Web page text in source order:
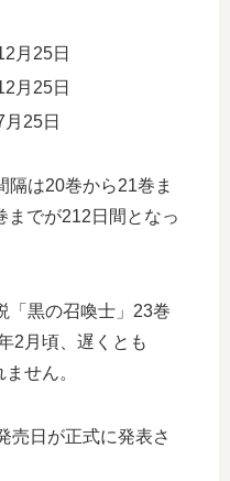
月25日
月25日
25日
隔は20巻から21巻ま
までが212日間となっ
「黒の召喚士」23巻
2月頃、遅くとも
せん。
売日が正式に発表さ